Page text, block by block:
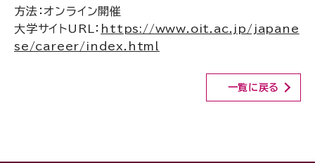
方法：オンライン開催
大学サイトURL： https://www.oit.ac.jp/japane
se/career/index.html
一覧に戻る